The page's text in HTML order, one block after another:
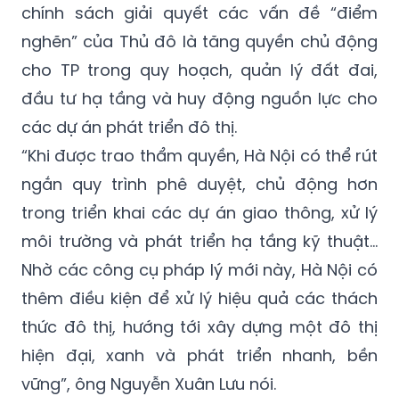
chính sách giải quyết các vấn đề “điểm
nghẽn” của Thủ đô là tăng quyền chủ động
cho TP trong quy hoạch, quản lý đất đai,
đầu tư hạ tầng và huy động nguồn lực cho
các dự án phát triển đô thị.
“Khi được trao thẩm quyền, Hà Nội có thể rút
ngắn quy trình phê duyệt, chủ động hơn
trong triển khai các dự án giao thông, xử lý
môi trường và phát triển hạ tầng kỹ thuật...
Nhờ các công cụ pháp lý mới này, Hà Nội có
thêm điều kiện để xử lý hiệu quả các thách
thức đô thị, hướng tới xây dựng một đô thị
hiện đại, xanh và phát triển nhanh, bền
vững”, ông Nguyễn Xuân Lưu nói.